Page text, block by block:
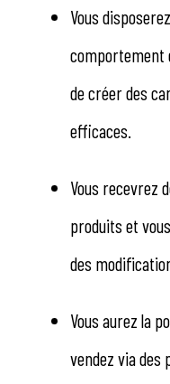
Vous
comportement
de créer des
efficaces.
Vous recevrez
produits et
des
Vous aurez la
vendez via des